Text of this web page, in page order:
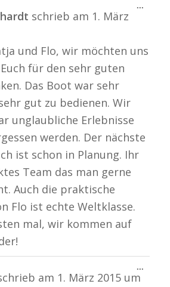
schrieb am 1. März
und Flo, wir möchten uns
für den sehr guten
Das Boot war sehr
gut zu bedienen. Wir
unglaubliche Erlebnisse
werden. Der nächste
ist schon in Planung. Ihr
Team das man gerne
Auch die praktische
Flo ist echte Weltklasse.
mal, wir kommen auf
...
am 1. März 2015 um
...